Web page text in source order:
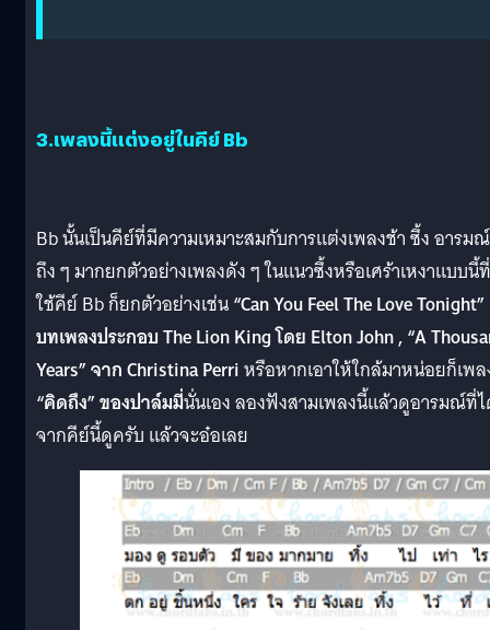
3.เพลงนี้แต่งอยู่ในคีย์ Bb
Bb นั้นเป็นคีย์ที่มีความเหมาะสมกับการแต่งเพลงช้า ซึ้ง อารมณ์
ถึง ๆ มากยกตัวอย่างเพลงดัง ๆ ในแนวซึ้งหรือเศร้าเหงาแบบนี้ที่
ใช้คีย์ Bb ก็ยกตัวอย่างเช่น“Can You Feel The Love Tonight”
บทเพลงประกอบ The Lion King โดย Elton John , “A
Years” จาก Christina Perriหรือหากเอาให้ใกล้มาหน่อยก็เพ
“คิดถึง” ของปาล์มมี่นั่นเอง ลองฟังสามเพลงนี้แล้วดูอารมณ์ที่
จากคีย์นี้ดูครับ แล้วจะอ๋อเลย